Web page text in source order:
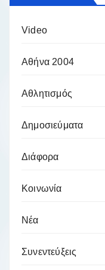
Video
Αθήνα 2004
Αθλητισμός
Δημοσιεύματα
Διάφορα
Κοινωνία
Νέα
Συνεντεύξεις